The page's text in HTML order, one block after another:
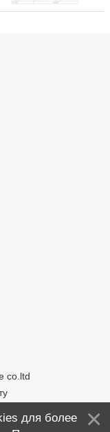
co.ltd
для более